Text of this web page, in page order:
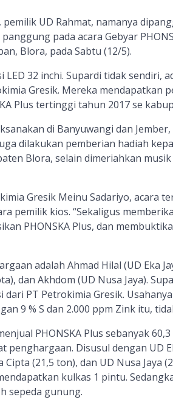
UD Rahmat, namanya
pada acara Gebyar
Blora, pada Sabtu (12/5).
32 inchi. Supardi tidak sendiri,
Gresik. Mereka mendapatkan
Plus tertinggi tahun 2017 se
di Banyuwangi dan Jember,
dilakukan pemberian hadiah
Blora, selain dimeriahkan
Gresik Meinu Sadariyo, acara
pemilik kios. “Sekaligus
PHONSKA Plus, dan
adalah Ahmad Hilal (UD Eka
dan Akhdom (UD Nusa Jaya).
PT Petrokimia Gresik.
9 % S dan 2.000 ppm Zink itu,
PHONSKA Plus sebanyak
Disusul dengan UD
(21,5 ton), dan UD Nusa Jaya
kulkas 1 pintu.
sepeda gunung.